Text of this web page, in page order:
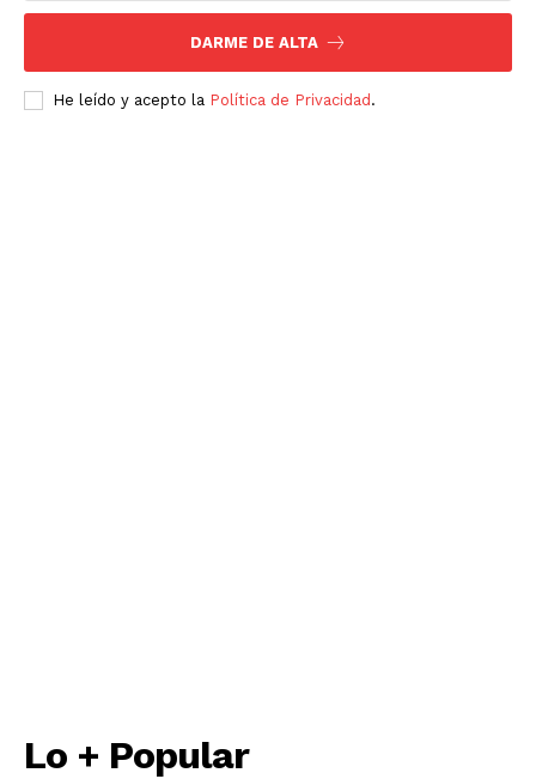
DARME DE ALTA
He leído y acepto la Política de Privacidad .
Lo + Popular